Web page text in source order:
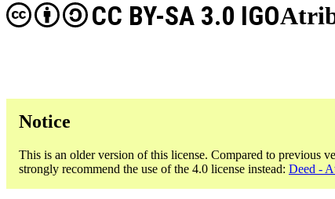
CC BY-SA 3.0 IGO
Notice
This is an older version of this license. Compared to previous
strongly recommend the use of the 4.0 license instead: Deed -